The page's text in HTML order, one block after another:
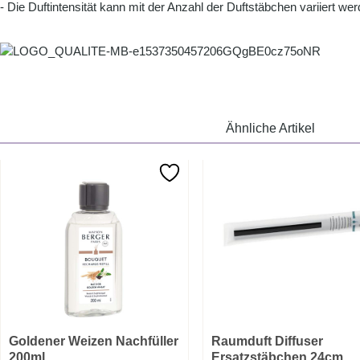
- Die Duftintensität kann mit der Anzahl der Duftstäbchen variiert
Ähnliche Artikel
Goldener Weizen Nachfüller
Raumduft Diffuser